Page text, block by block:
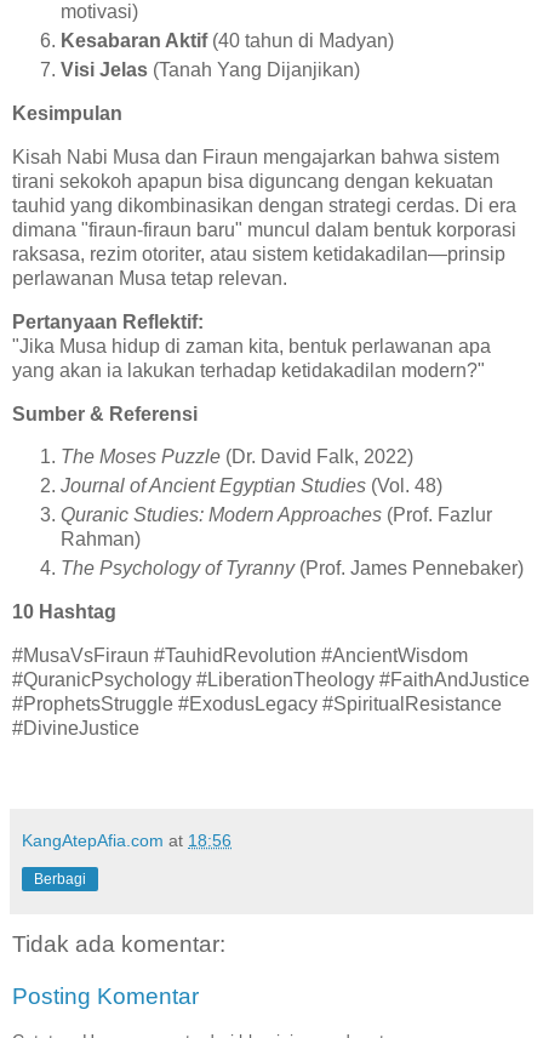
motivasi)
Kesabaran Aktif(40 tahun di Madyan)
Visi Jelas (Tanah Yang Dijanjikan)
Kesimpulan
Kisah Nabi Musa dan Firaun mengajarkan bahwa sistem
tirani sekokoh apapun bisa diguncang dengan kekuatan
tauhid yang dikombinasikan dengan strategi cerdas. Di era
dimana "firaun-firaun baru" muncul dalam bentuk korporasi
raksasa, rezim otoriter, atau sistem ketidakadilan—prinsip
perlawanan Musa tetap relevan.
Pertanyaan Reflektif:
"Jika Musa hidup di zaman kita, bentuk perlawanan apa
yang akan ia lakukan terhadap ketidakadilan modern?"
Sumber & Referensi
The Moses Puzzle (Dr. David Falk, 2022)
Journal of Ancient Egyptian Studies (Vol. 48)
Quranic Studies: Modern Approaches (Prof. Fazlur
Rahman)
The Psychology of Tyranny(Prof. James Pennebaker)
10 Hashtag
#MusaVsFiraun #TauhidRevolution #AncientWisdom
#QuranicPsychology #LiberationTheology #FaithAndJustice
#ProphetsStruggle #ExodusLegacy #SpiritualResistance
#DivineJustice
KangAtepAfia.com at 18:56
Berbagi
Tidak ada komentar:
Posting Komentar